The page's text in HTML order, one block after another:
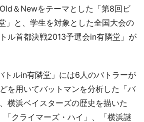
＆Newをテーマとした「第8回ビ
」と、学生を対象とした全国大会の
ル首都決戦2013予選会in有隣堂」が
ルin有隣堂」には6人のバトラーが
を用いてバットマンを分析した「バ
横浜ベイスターズの歴史を描いた
「クライマーズ・ハイ」、「横浜謎